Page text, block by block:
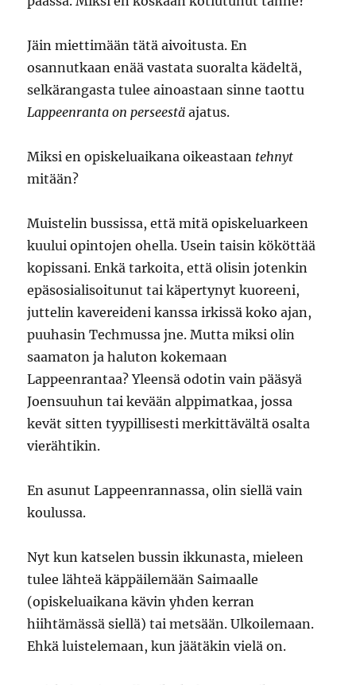
Jäin miettimään tätä aivoitusta. En
osannutkaan enää vastata suoralta kädeltä,
selkärangasta tulee ainoastaan sinne taottu
Lappeenranta on perseestä ajatus.
Miksi en opiskeluaikana oikeastaan tehnyt
mitään?
Muistelin bussissa, että mitä opiskeluarkeen
kuului opintojen ohella. Usein taisin kököttää
kopissani. Enkä tarkoita, että olisin jotenkin
epäsosialisoitunut tai käpertynyt kuoreeni,
juttelin kavereideni kanssa irkissä koko ajan,
puuhasin Techmussa jne. Mutta miksi olin
saamaton ja haluton kokemaan
Lappeenrantaa? Yleensä odotin vain pääsyä
Joensuuhun tai kevään alppimatkaa, jossa
kevät sitten tyypillisesti merkittävältä osalta
vierähtikin.
En asunut Lappeenrannassa, olin siellä vain
koulussa.
Nyt kun katselen bussin ikkunasta, mieleen
tulee lähteä käppäilemään Saimaalle
(opiskeluaikana kävin yhden kerran
hiihtämässä siellä) tai metsään. Ulkoilemaan.
Ehkä luistelemaan, kun jäätäkin vielä on.